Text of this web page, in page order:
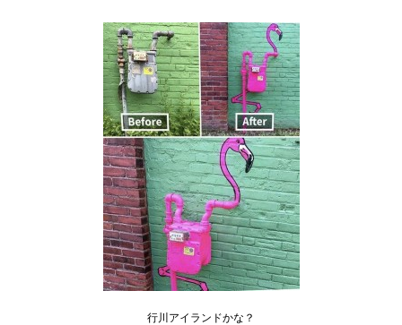
行川アイランドかな？